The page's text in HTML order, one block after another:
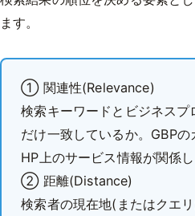
ます。
① 関連性(Relevance)
検索キーワードとビジネス
だけ一致しているか。GBPの
HP上のサービス情報が関係し
② 距離(Distance)
検索者の現在地(またはクエ